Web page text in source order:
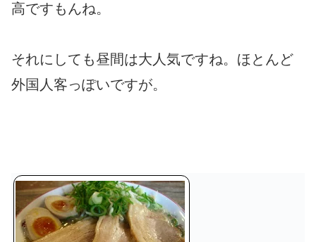
高ですもんね。
それにしても昼間は大人気ですね。ほとんど
外国人客っぽいですが。